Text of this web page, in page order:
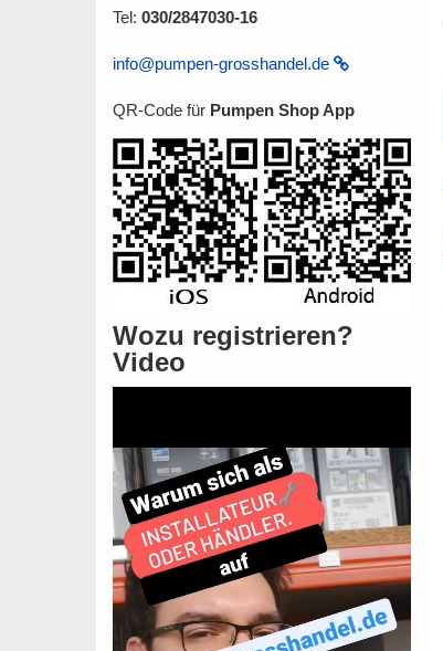
Tel: 030/2847030-16
info@pumpen-grosshandel.de
QR-Code für Pumpen Shop App
Wozu registrieren?
Video